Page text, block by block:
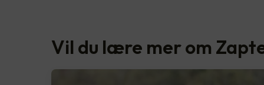
Vil du lære mer om